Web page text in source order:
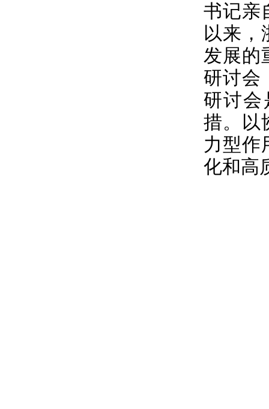
书记亲
以来，
发展的
研讨会
研讨会
措。以
力型作
化和高